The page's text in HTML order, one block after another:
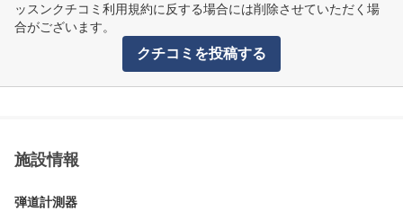
ッスンクチコミ利用規約に反する場合には削除させていただく場
合がございます。
クチコミを投稿する
施設情報
弾道計測器